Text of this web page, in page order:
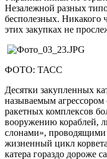
Незалежной разных
бесполезных. Никакого
этих закупках не
ФОТО: ТАСС
Десятки закупленных
называемым
ракетных комплексов
вооружению кораблей,
слонами», проводящими
жизненный цикл
катера гораздо дороже